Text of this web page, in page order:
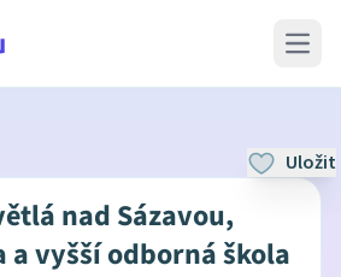
Open
Uložit
nad Sázavou,
vyšší odborná škola